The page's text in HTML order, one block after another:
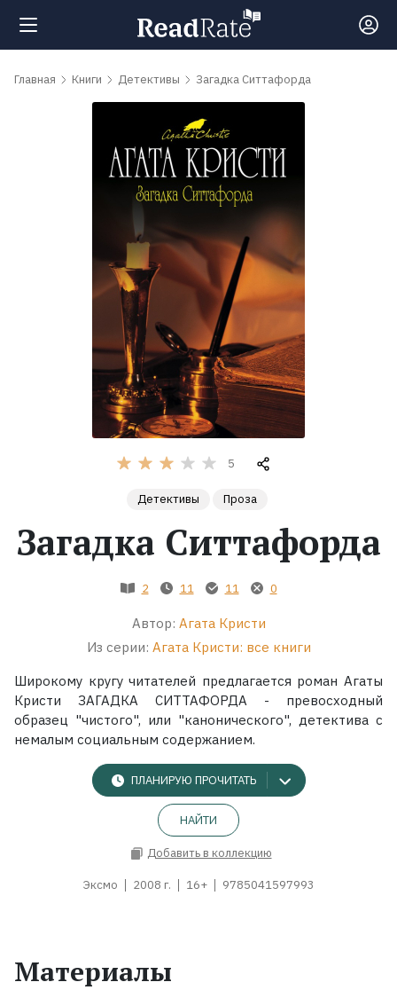
Поиск
обсуждаемые
Экранизации
Главная Книги Детективы Загадка Ситтафорда
5
Детективы Проза
Загадка Ситтафорда
2 11 11 0
Автор: Агата Кристи
Из серии: Агата Кристи: все книги
Широкому кругу читателей предлагается роман Агаты
Кристи ЗАГАДКА СИТТАФОРДА - превосходный
образец "чистого", или "канонического", детектива с
немалым социальным содержанием.
ПЛАНИРУЮ ПРОЧИТАТЬ
НАЙТИ
Добавить в коллекцию
Эксмо 2008 г. 16+ 9785041597993
Материалы